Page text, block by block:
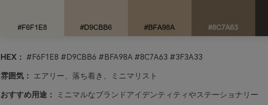
HEX： #F6F1E8 #D9CBB6 #BFA98A #8C7A63 #3F3A33
雰囲気： エアリー、落ち着き、ミニマリスト
おすすめ用途： ミニマルなブランドアイデンティティやステーショナリー